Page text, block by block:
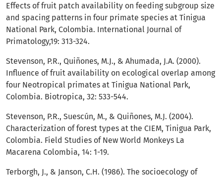
Effects of fruit patch availability on feeding subgroup size
and spacing patterns in four primate species at Tinigua
National Park, Colombia. International Journal of
Primatology,19: 313-324.
Stevenson, P.R., Quiñones, M.J., & Ahumada, J.A. (2000).
Influence of fruit availability on ecological overlap among
four Neotropical primates at Tinigua National Park,
Colombia. Biotropica, 32: 533-544.
Stevenson, P.R., Suescún, M., & Quiñones, M.J. (2004).
Characterization of forest types at the CIEM, Tinigua Park,
Colombia. Field Studies of New World Monkeys La
Macarena Colombia, 14: 1-19.
Terborgh, J., & Janson, C.H. (1986). The socioecology of